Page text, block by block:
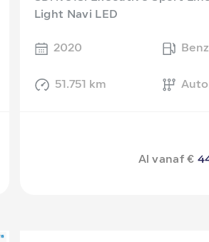
Light Navi LED
2020
51.751 km
Al vanaf €